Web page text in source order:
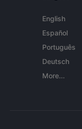
English
Español
Português
Deutsch
More...